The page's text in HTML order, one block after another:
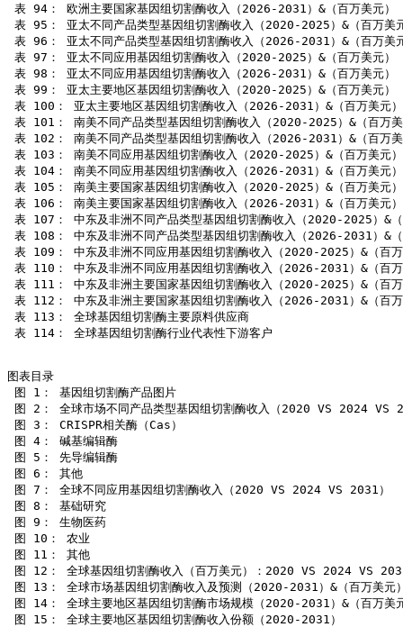
表 94： 欧洲主要国家基因组切割酶收入（2026-2031）&（百万美元）
表 95： 亚太不同产品类型基因组切割酶收入（2020-2025）&（百万美
表 96： 亚太不同产品类型基因组切割酶收入（2026-2031）&（百万美
表 97： 亚太不同应用基因组切割酶收入（2020-2025）&（百万美元）
表 98： 亚太不同应用基因组切割酶收入（2026-2031）&（百万美元）
表 99： 亚太主要地区基因组切割酶收入（2020-2025）&（百万美元）
表 100： 亚太主要地区基因组切割酶收入（2026-2031）&（百万美元）
表 101： 南美不同产品类型基因组切割酶收入（2020-2025）&（百万
表 102： 南美不同产品类型基因组切割酶收入（2026-2031）&（百万
表 103： 南美不同应用基因组切割酶收入（2020-2025）&（百万美元）
表 104： 南美不同应用基因组切割酶收入（2026-2031）&（百万美元）
表 105： 南美主要国家基因组切割酶收入（2020-2025）&（百万美元）
表 106： 南美主要国家基因组切割酶收入（2026-2031）&（百万美元）
表 107： 中东及非洲不同产品类型基因组切割酶收入（2020-2025）&
表 108： 中东及非洲不同产品类型基因组切割酶收入（2026-2031）&
表 109： 中东及非洲不同应用基因组切割酶收入（2020-2025）&（百
表 110： 中东及非洲不同应用基因组切割酶收入（2026-2031）&（百
表 111： 中东及非洲主要国家基因组切割酶收入（2020-2025）&（百
表 112： 中东及非洲主要国家基因组切割酶收入（2026-2031）&（百
表 113： 全球基因组切割酶主要原料供应商
表 114： 全球基因组切割酶行业代表性下游客户
图表目录
图 1： 基因组切割酶产品图片
图 2： 全球市场不同产品类型基因组切割酶收入（2020 VS 2024 VS
图 3： CRISPR相关酶（Cas）
图 4： 碱基编辑酶
图 5： 先导编辑酶
图 6： 其他
图 7： 全球不同应用基因组切割酶收入（2020 VS 2024 VS 2031）
图 8： 基础研究
图 9： 生物医药
图 10： 农业
图 11： 其他
图 12： 全球基因组切割酶收入（百万美元）：2020 VS 2024 VS
图 13： 全球市场基因组切割酶收入及预测（2020-2031）&（百万美元
图 14： 全球主要地区基因组切割酶市场规模（2020-2031）&（百万美
图 15： 全球主要地区基因组切割酶收入份额（2020-2031）